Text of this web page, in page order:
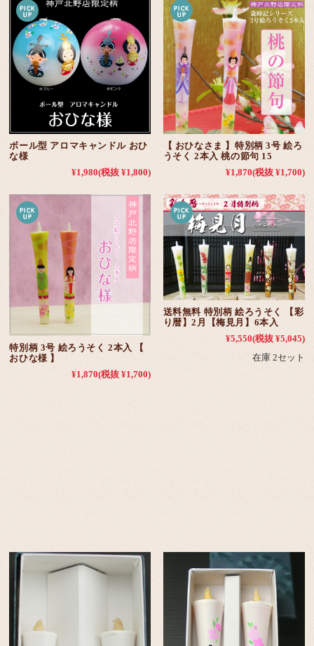
ボール型 アロマキャンドル おひ
な様
¥1,980(税抜 ¥1,800)
【 おひなさま 】特別柄 3号 絵ろ
うそく 2本入 桃の節句 15
¥1,870(税抜 ¥1,700)
特別柄 3号 絵ろうそく 2本入 【
おひな様 】
¥1,870(税抜 ¥1,700)
送料無料 特別柄 絵ろうそく 【彩
り暦】2月【梅見月】6本入
¥5,550(税抜 ¥5,045)
在庫 2セット